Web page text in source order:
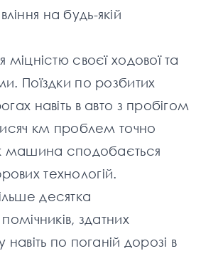
на будь-якій
міцністю своєї ходової та
Поїздки по розбитих
навіть в авто з пробігом
км проблем точно
машина сподобається
технологій.
десятка
здатних
навіть по поганій дорозі в